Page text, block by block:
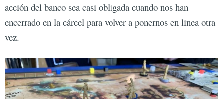
acción del banco sea casi obligada cuando nos han
encerrado en la cárcel para volver a ponernos en linea otra
vez.